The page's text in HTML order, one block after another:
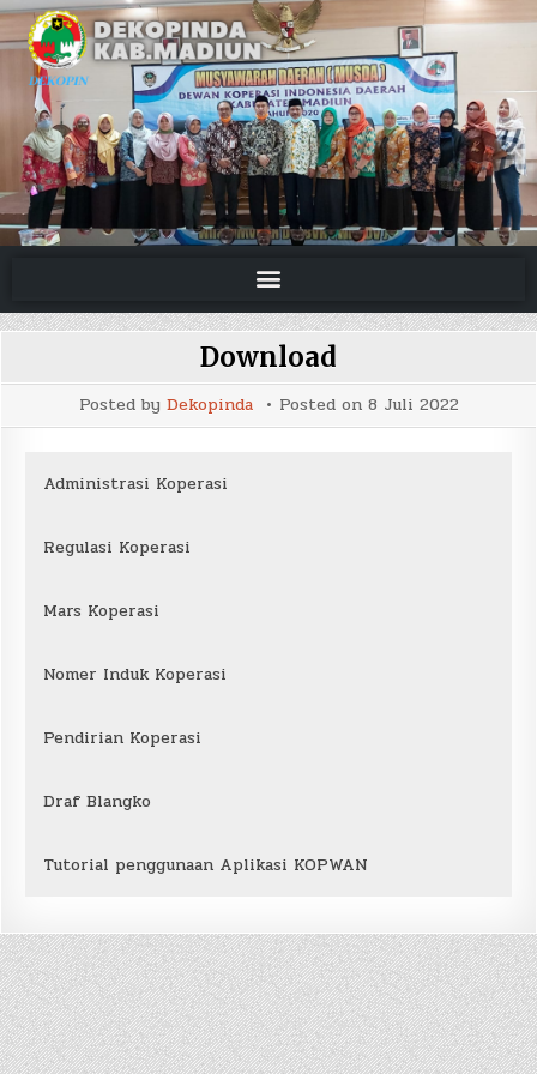
Download
Posted by Dekopinda Posted on 8 Juli 2022
Administrasi Koperasi
Regulasi Koperasi
Mars Koperasi
Nomer Induk Koperasi
Pendirian Koperasi
Draf Blangko
Tutorial penggunaan Aplikasi KOPWAN